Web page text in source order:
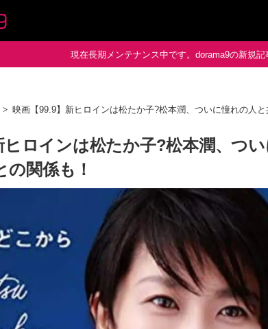
現在長期メンテナンス中です。dorama9の新規
映画【99.9】新ヒロインは松たか子?松本潤、ついに憧れの人
ヒロインは松たか子?松本潤、つ
の関係も！